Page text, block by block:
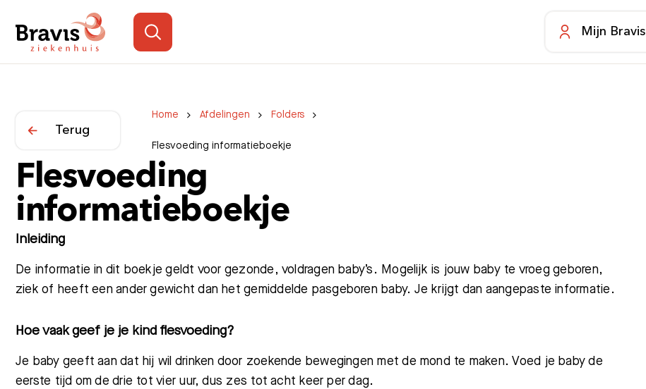
Mijn Bravis
Home Afdelingen Folders
Flesvoeding informatieboekje
Terug
Flesvoeding
informatieboekje
Inleiding
De informatie in dit boekje geldt voor gezonde, voldragen baby’s. Mogelijk is jouw baby te vroeg geboren,
ziek of heeft een ander gewicht dan het gemiddelde pasgeboren baby. Je krijgt dan aangepaste informatie.
Hoe vaak geef je je kind flesvoeding?
Je baby geeft aan dat hij wil drinken door zoekende bewegingen met de mond te maken. Voed je baby de
eerste tijd om de drie tot vier uur, dus zes tot acht keer per dag.